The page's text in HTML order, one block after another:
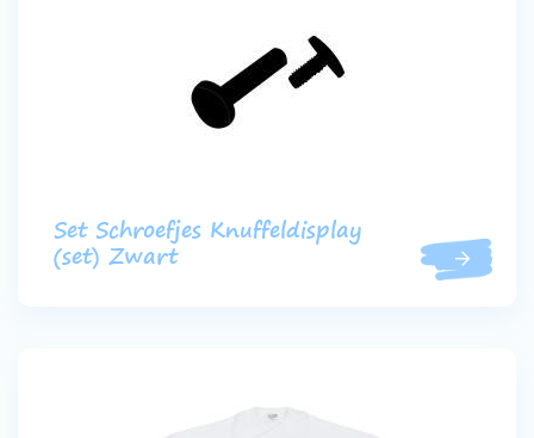
Set Schroefjes Knuffeldisplay
(set) Zwart